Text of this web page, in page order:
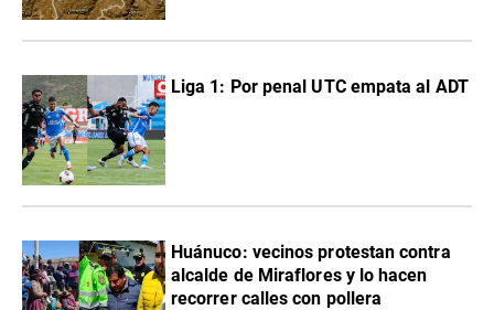
Liga 1: Por penal UTC empata al ADT
Huánuco: vecinos protestan contra
alcalde de Miraflores y lo hacen
recorrer calles con pollera